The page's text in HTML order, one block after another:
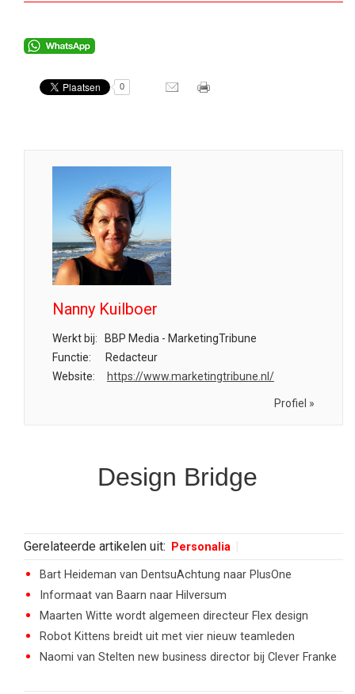
0
Nanny Kuilboer
Werkt bij:
BBP Media - MarketingTribune
Functie:
Redacteur
Website:
https://www.marketingtribune.nl/
Profiel »
Design Bridge
Gerelateerde artikelen uit: Personalia
Bart Heideman van DentsuAchtung naar PlusOne
Informaat van Baarn naar Hilversum
Maarten Witte wordt algemeen directeur Flex design
Robot Kittens breidt uit met vier nieuw teamleden
Naomi van Stelten new business director bij Clever Franke